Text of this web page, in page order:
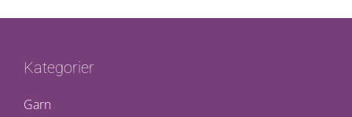
Kategorier
Garn